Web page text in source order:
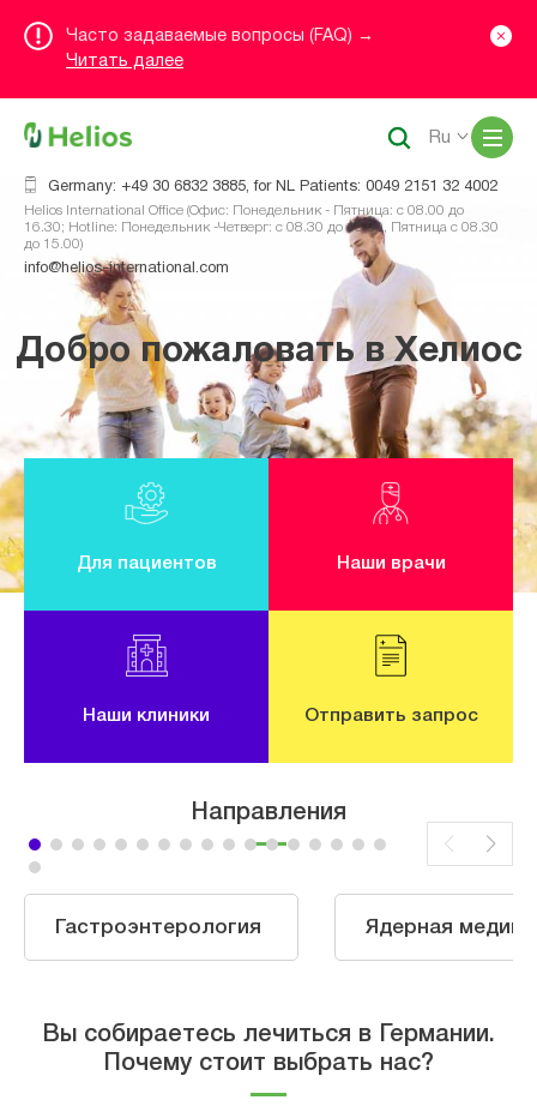
Часто задаваемые вопросы (FAQ) →
Читать далее
Germany: +49 30 6832 3885, for NL Patients: 0049 2151 32 4002
Helios International Office (Офис: Понедельник - Пятница: с 08.00 до
16.30; Hotline: Понедельник -Четверг: с 08.30 до 16.00, Пятница с 08.30
до 15.00)
info@helios-international.com
Ru
Добро пожаловать в Хелиос
Для пациентов Наши врачи
Наши клиники Отправить запрос
Направления
Гастроэнтерология Ядерная
Вы собираетесь лечиться в Германии.
Почему стоит выбрать нас?